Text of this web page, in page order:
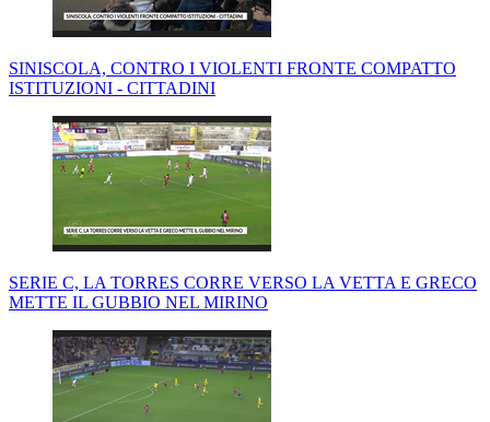
SINISCOLA, CONTRO I VIOLENTI FRONTE COMPATTO
ISTITUZIONI - CITTADINI
SERIE C, LA TORRES CORRE VERSO LA VETTA E GRECO
METTE IL GUBBIO NEL MIRINO